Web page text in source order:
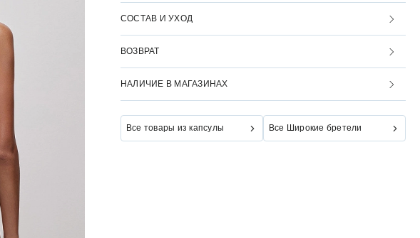
СОСТАВ И УХОД
ВОЗВРАТ
НАЛИЧИЕ В МАГАЗИНАХ
Все товары из капсулы Все Широкие бретели